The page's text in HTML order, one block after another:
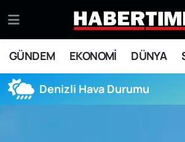
GÜNDEM EKONOMİ DÜNYA
Denizli Hava Durumu
EKONOMİ
DÜNYA
Eskişehir Nöbetçi Eczaneler
Eskişehir Hava Durumu
Eskişehir Namaz Vakitleri